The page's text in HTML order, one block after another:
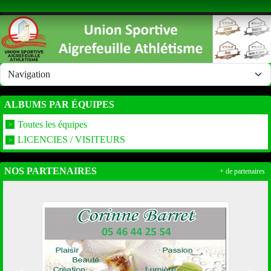
ALBUMS PAR ÉQUIPES
Toutes les équipes
LICENCIES / VISITEURS
NOS PARTENAIRES + de partenaires